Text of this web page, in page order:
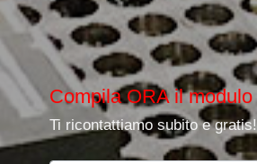
Compila ORA il modulo
Ti ricontattiamo subito e gratis!